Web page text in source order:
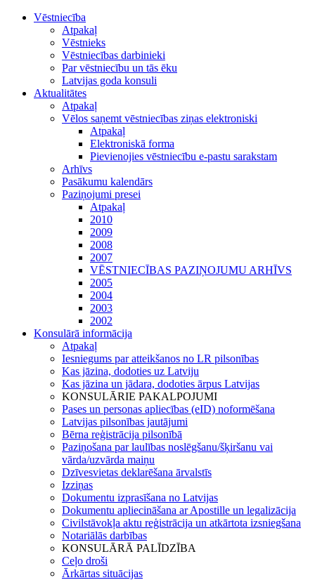
Vēstniecība
Atpakaļ
Vēstnieks
Vēstniecības darbinieki
Par vēstniecību un tās ēku
Latvijas goda konsuli
Aktualitātes
Atpakaļ
Vēlos saņemt vēstniecības ziņas elektroniski
Atpakaļ
Elektroniskā forma
Pievienojies vēstniecību e-pastu sarakstam
Arhīvs
Pasākumu kalendārs
Paziņojumi presei
Atpakaļ
2010
2009
2008
2007
VĒSTNIECĪBAS PAZIŅOJUMU ARHĪVS
2005
2004
2003
2002
Konsulārā informācija
Atpakaļ
Iesniegums par atteikšanos no LR pilsonības
Kas jāzina, dodoties uz Latviju
Kas jāzina un jādara, dodoties ārpus Latvijas
KONSULĀRIE PAKALPOJUMI
Pases un personas apliecības (eID) noformēšana
Latvijas pilsonības jautājumi
Bērna reģistrācija pilsonībā
Paziņošana par laulības noslēgšanu/šķiršanu vai
vārda/uzvārda maiņu
Dzīvesvietas deklarēšana ārvalstīs
Izziņas
Dokumentu izprasīšana no Latvijas
Dokumentu apliecināšana ar Apostille un legalizācija
Civilstāvokļa aktu reģistrācija un atkārtota izsniegšana
Notariālās darbības
KONSULĀRĀ PALĪDZĪBA
Ceļo droši
Ārkārtas situācijas